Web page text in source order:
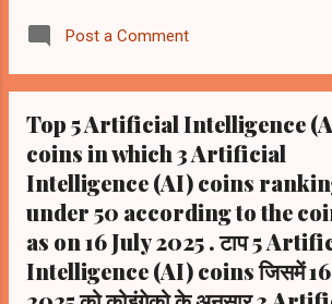
Post a Comment
Top 5 Artificial Intelligence
coins in which 3 Artificial
Intelligence (AI) coins
under 50 according to the
as on 16 July 2025 . टाप 5
Intelligence (AI) coins जिसमें 16